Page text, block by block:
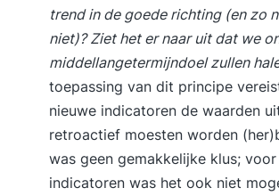
trend in de goede richting (en zo
niet)? Ziet het er naar uit dat we
middellangetermijndoel zullen
toepassing van dit principe
nieuwe indicatoren de waarden
retroactief moesten worden
was geen gemakkelijke klus;
indicatoren was het ook niet